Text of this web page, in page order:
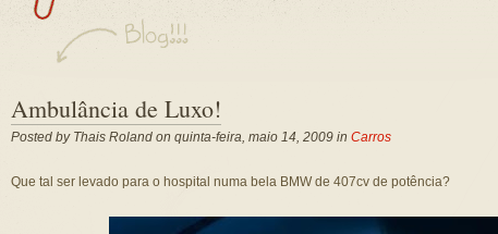
Ambulância de Luxo!
Posted by Thais Rolandon quinta-feira, maio 14, 2009 in Carros
Que tal ser levado para o hospital numa bela BMW de 407cv de potência?